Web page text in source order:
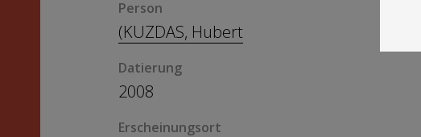
Person
(KUZDAS, Hubert
Datierung
2008
Erscheinungsort